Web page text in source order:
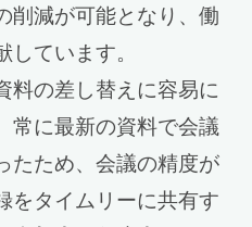
削減が可能となり、働
しています。
料の差し替えに容易に
常に最新の資料で会議
たため、会議の精度が
をタイムリーに共有す